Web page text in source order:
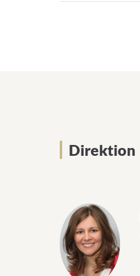
Direktion